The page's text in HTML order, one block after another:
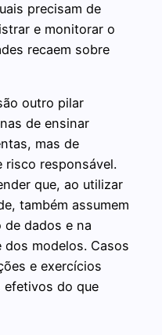
precisam de
e monitorar o
recaem sobre
outro pilar
de ensinar
mas de
risco responsável.
que, ao utilizar
também assumem
de dados e na
modelos. Casos
e exercícios
efetivos do que